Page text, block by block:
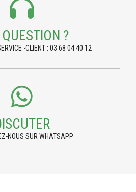
?
-CLIENT : 03 68 04 40 12
NOUS SUR WHATSAPP